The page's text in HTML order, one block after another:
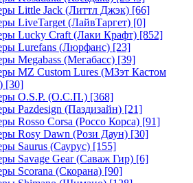
Little Jack (Литтл Джэк) [66]
LiveTarget (ЛайвТаргет) [0]
Lucky Craft (Лаки Крафт) [852]
Lurefans (Люрфанс) [23]
Megabass (Мегабасс) [39]
MZ Custom Lures (МЗэт Кастом
[30]
O.S.P. (О.С.П.) [368]
Pazdesign (Паздизайн) [21]
Rosso Corsa (Россо Корса) [91]
Rosy Dawn (Рози Даун) [30]
Saurus (Саурус) [155]
Savage Gear (Саваж Гир) [6]
Scorana (Скорана) [90]